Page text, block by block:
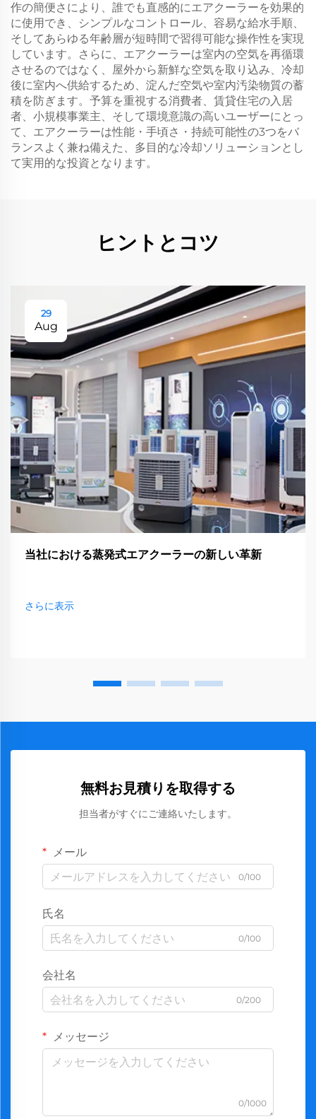
作の簡便さにより、誰でも直感的にエアクーラーを効果的
に使用でき、シンプルなコントロール、容易な給水手順、
そしてあらゆる年齢層が短時間で習得可能な操作性を実現
しています。さらに、エアクーラーは室内の空気を再循環
させるのではなく、屋外から新鮮な空気を取り込み、冷却
後に室内へ供給するため、淀んだ空気や室内汚染物質の蓄
積を防ぎます。予算を重視する消費者、賃貸住宅の入居
者、小規模事業主、そして環境意識の高いユーザーにとっ
て、エアクーラーは性能・手頃さ・持続可能性の3つをバ
ランスよく兼ね備えた、多目的な冷却ソリューションとし
て実用的な投資となります。
ヒントとコツ
29
Aug
当社における蒸発式エアクーラーの新しい革新
さらに表示
無料お見積りを取得する
担当者がすぐにご連絡いたします。
メール
0/100
氏名
0/100
会社名
0/200
メッセージ
0/1000